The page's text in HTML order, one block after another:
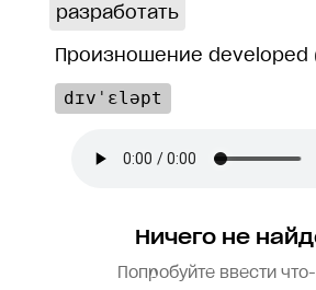
разработать
Произношение developed
dɪvˈɛləpt
Ничего не
Попробуйте ввести